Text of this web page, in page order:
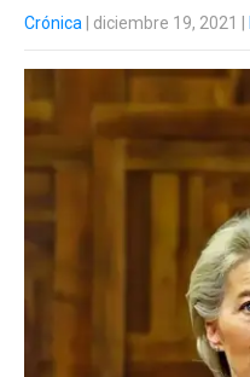
Crónica | diciembre 19, 2021